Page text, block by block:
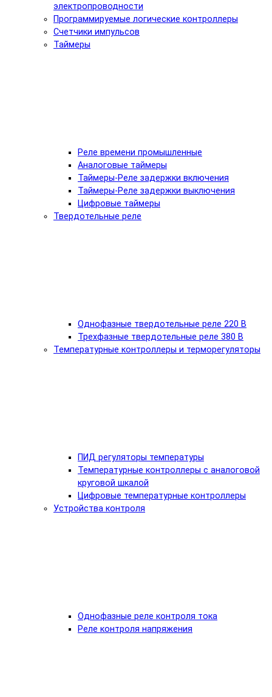
электропроводности
Программируемые логические контроллеры
Счетчики импульсов
Таймеры
Реле времени промышленные
Аналоговые таймеры
Таймеры-Реле задержки включения
Таймеры-Реле задержки выключения
Цифровые таймеры
Твердотельные реле
Однофазные твердотельные реле 220 В
Трехфазные твердотельные реле 380 В
Температурные контроллеры и терморегуляторы
ПИД регуляторы температуры
Температурные контроллеры с аналоговой
круговой шкалой
Цифровые температурные контроллеры
Устройства контроля
Однофазные реле контроля тока
Реле контроля напряжения